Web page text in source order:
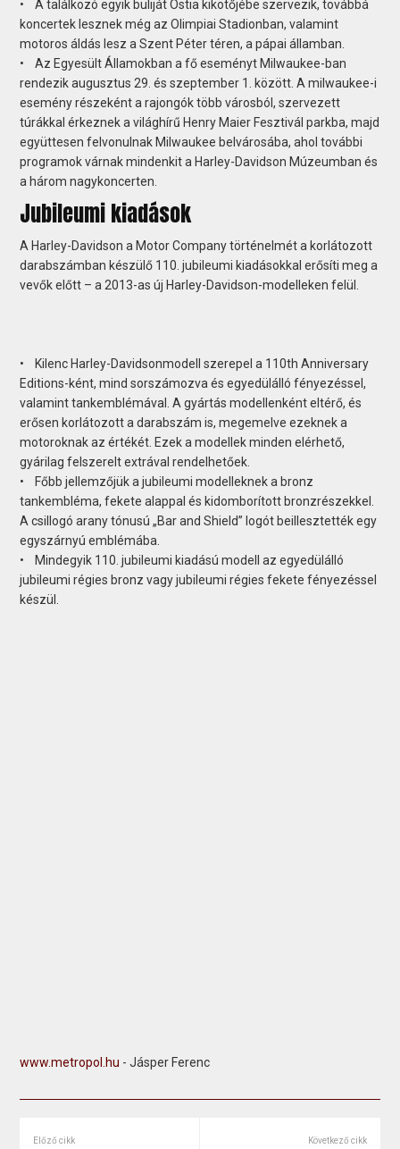
• A találkozó egyik buliját Ostia kikötőjébe szervezik, továbbá
koncertek lesznek még az Olimpiai Stadionban, valamint
motoros áldás lesz a Szent Péter téren, a pápai államban.
• Az Egyesült Államokban a fő eseményt Milwaukee-ban
rendezik augusztus 29. és szeptember 1. között. A milwaukee-i
esemény részeként a rajongók több városból, szervezett
túrákkal érkeznek a világhírű Henry Maier Fesztivál parkba, majd
együttesen felvonulnak Milwaukee belvárosába, ahol további
programok várnak mindenkit a Harley-Davidson Múzeumban és
a három nagykoncerten.
Jubileumi kiadások
A Harley-Davidson a Motor Company történelmét a korlátozott
darabszámban készülő 110. jubileumi kiadásokkal erősíti meg a
vevők előtt – a 2013-as új Harley-Davidson-modelleken felül.
• Kilenc Harley-Davidsonmodell szerepel a 110th Anniversary
Editions-ként, mind sorszámozva és egyedülálló fényezéssel,
valamint tankemblémával. A gyártás modellenként eltérő, és
erősen korlátozott a darabszám is, megemelve ezeknek a
motoroknak az értékét. Ezek a modellek minden elérhető,
gyárilag felszerelt extrával rendelhetőek.
• Főbb jellemzőjük a jubileumi modelleknek a bronz
tankembléma, fekete alappal és kidomborított bronzrészekkel.
A csillogó arany tónusú „Bar and Shield” logót beillesztették egy
egyszárnyú emblémába.
• Mindegyik 110. jubileumi kiadású modell az egyedülálló
jubileumi régies bronz vagy jubileumi régies fekete fényezéssel
készül.
www.metropol.hu - Jásper Ferenc
Előző cikk Következő cikk